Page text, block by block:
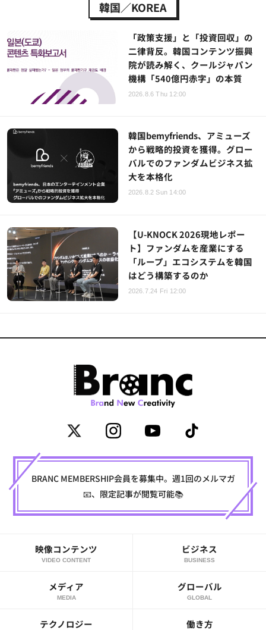
韓国／KOREA
「政策支援」と「投資回収」の
二律背反。韓国コンテンツ振興
院が読み解く、クールジャパン
機構「540億円赤字」の本質
2026.8.6 Thu 12:00
韓国bemyfriends、アミューズ
から戦略的投資を獲得。グロー
バルでのファンダムビジネス拡
大を本格化
2026.8.2 Sun 14:00
【U-KNOCK 2026現地レポー
ト】ファンダムを産業にする
「ループ」エコシステムを韓国
はどう構築するのか
2026.7.24 Fri 12:00
BRANC MEMBERSHIP会員を募集中。週1回のメルマガ
📧、限定記事が閲覧可能📚
映像コンテンツ
VIDEO CONTENT
ビジネス
BUSINESS
メディア
MEDIA
グローバル
GLOBAL
テクノロジー 働き方